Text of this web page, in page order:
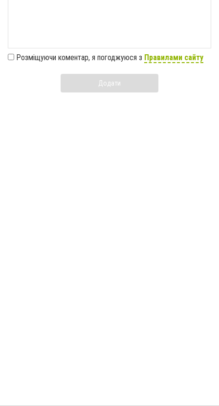
Розміщуючи коментар, я погоджуюся з Правилами сайту
Додати